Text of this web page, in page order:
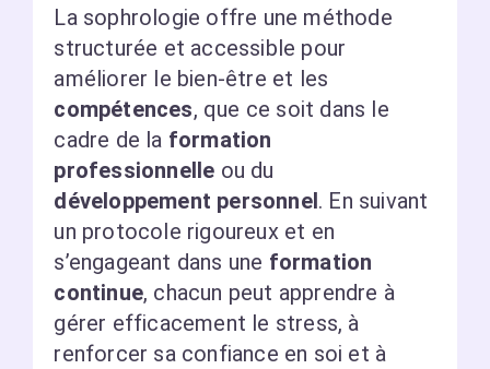
La sophrologie offre une méthode
structurée et accessible pour
améliorer le bien-être et les
compétences, que ce soit dans le
cadre de la formation
professionnelle ou du
développement personnel. En suivant
un protocole rigoureux et en
s’engageant dans une formation
continue, chacun peut apprendre à
gérer efficacement le stress, à
renforcer sa confiance en soi et à